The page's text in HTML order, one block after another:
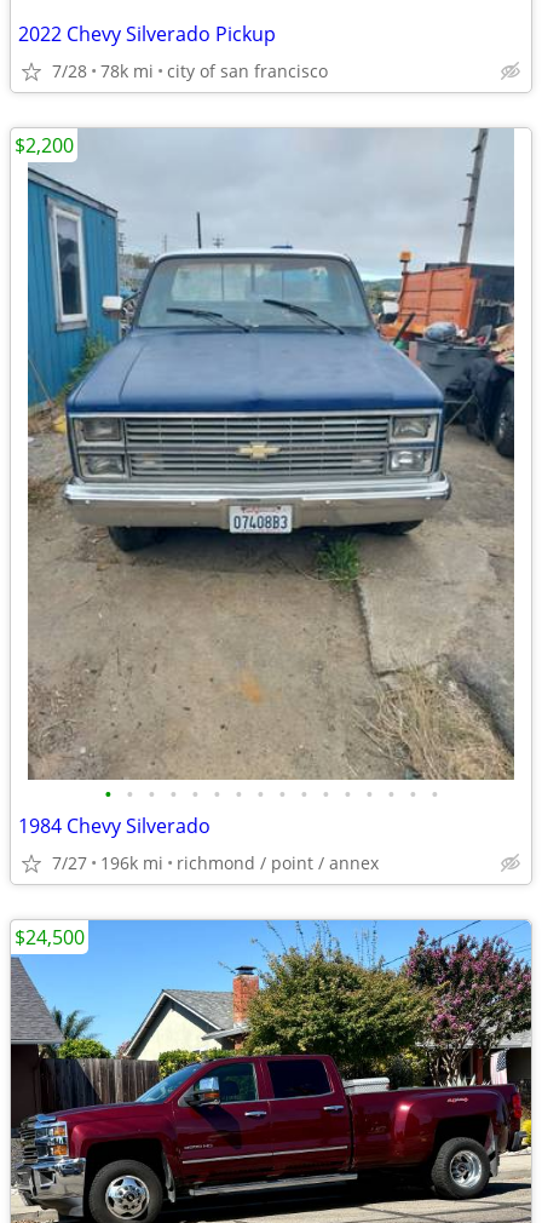
2022 Chevy Silverado Pickup
7/28 78k mi city of san francisco
• • • • • • • • • • • • • • • •
1984 Chevy Silverado
7/27 196k mi richmond / point / annex
$2,200
$24,500